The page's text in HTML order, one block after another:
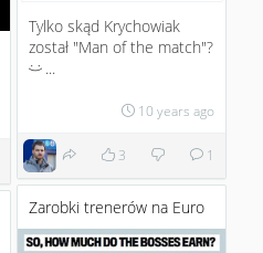
Tylko skąd Krychowiak
został "Man of the match"?
:) ...
10 years ago
3 1
Zarobki trenerów na Euro